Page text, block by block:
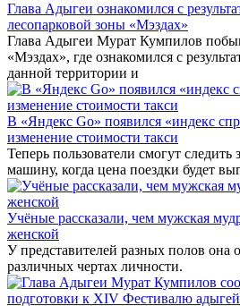
Глава Адыгеи ознакомился с
лесопарковой зоны «Мэздах»
Глава Адыгеи Мурат Кумпилов
«Мэздах», где ознакомился с
данной территории и
В «Яндекс Go» появился «индекс
изменение стоимости такси
Теперь пользователи смогут
машину, когда цена поездки будет
Учёные рассказали, чем мужская
женской
У представителей разных полов она
различных чертах личности.